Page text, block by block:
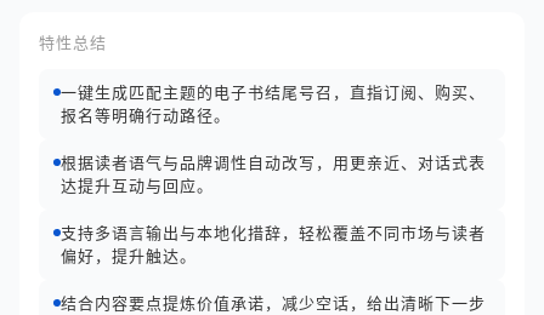
特性总结
一键生成匹配主题的电子书结尾号召，直指订阅、购买、
报名等明确行动路径。
根据读者语气与品牌调性自动改写，用更亲近、对话式表
达提升互动与回应。
支持多语言输出与本地化措辞，轻松覆盖不同市场与读者
偏好，提升触达。
结合内容要点提炼价值承诺，减少空话，给出清晰下一步